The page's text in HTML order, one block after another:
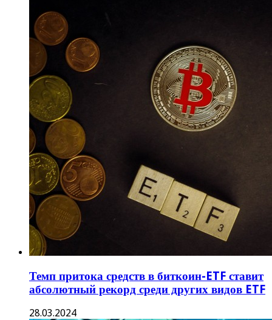
Темп притока средств в биткоин-ETF ставит
абсолютный рекорд среди других видов ETF
28.03.2024